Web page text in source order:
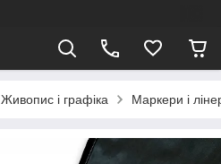
Живопис і графіка Маркери і